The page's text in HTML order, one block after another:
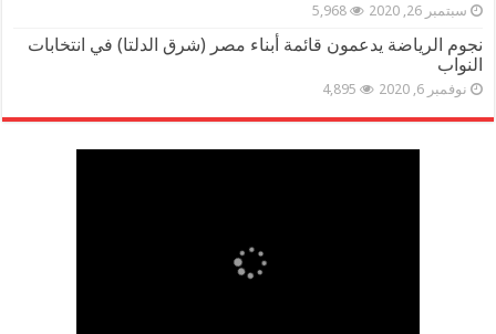
سبتمبر 26, 2020 5,968
نجوم الرياضة يدعمون قائمة أبناء مصر (شرق الدلتا) في انتخابات
النواب
نوفمبر 6, 2020 4,895